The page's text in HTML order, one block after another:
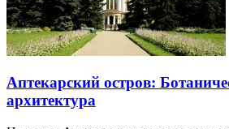
Аптекарский остров:
архитектура